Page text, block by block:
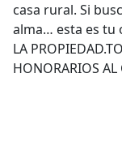
casa rural. Si
alma… esta es tu
LA
HONORARIOS